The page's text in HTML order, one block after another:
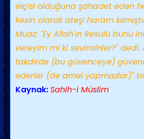
elçisi olduğuna şahadet eden
kesin olarak ateşi haram
Muaz: "Ey Allah'ın Resulü bunu
vereyim mi ki sevinsinler?" dedi.
takdirde (bu güvenceye)
ederler (de amel yapmazlar)"
Kaynak:Sahih-i Müslim